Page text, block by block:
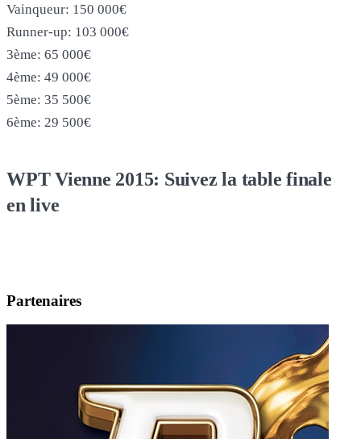
Vainqueur: 150 000€
Runner-up: 103 000€
3ème: 65 000€
4ème: 49 000€
5ème: 35 500€
6ème: 29 500€
WPT Vienne 2015: Suivez la table finale
en live
Partenaires